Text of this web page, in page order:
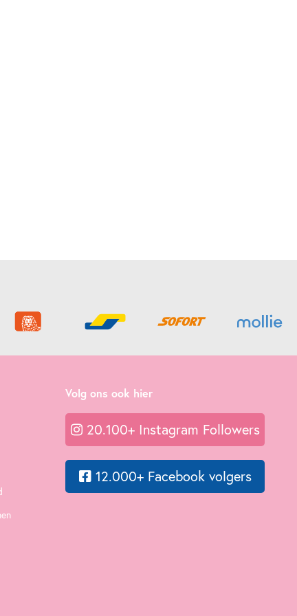
Volg ons ook hier
20.100+ Instagram Followers
12.000+ Facebook volgers